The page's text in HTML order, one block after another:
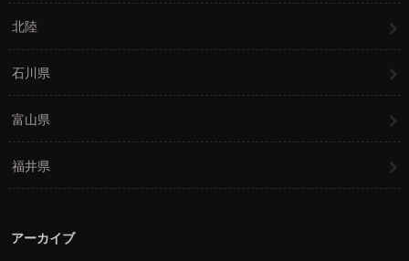
北陸
石川県
富山県
福井県
アーカイブ